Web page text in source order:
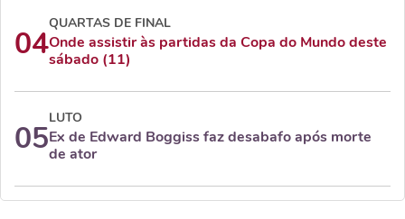
04
QUARTAS DE FINAL
Onde assistir às partidas da Copa do Mundo deste
sábado (11)
05
LUTO
Ex de Edward Boggiss faz desabafo após morte
de ator